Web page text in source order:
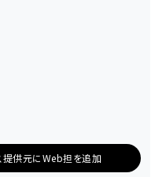
提供元にWeb担を追加